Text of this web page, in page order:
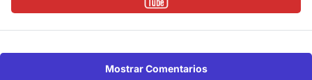
Mostrar Comentarios